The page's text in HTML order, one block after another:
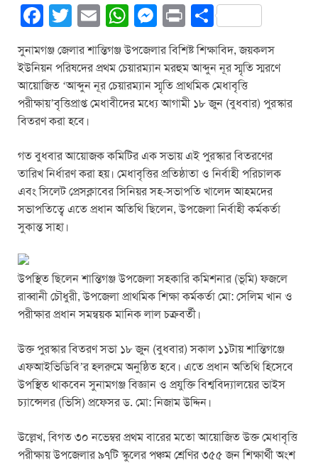
F
a
c
e
b
o
o
k
T
wi
tt
er
E
m
ail
W
h
at
s
A
p
M
e
ss
e
n
er
Pr
in
t
S
h
ar
e
সুনামগঞ্জ জেলার শান্তিগঞ্জ উপজেলার বিশিষ্ট শিক্ষাবিদ, জয়কলস
ইউনিয়ন পরিষদের প্রথম চেয়ারম্যান মরহুম আব্দুন নূর স্মৃতি স্মরণে
আয়োজিত ‘আব্দুন নূর চেয়ারম্যান স্মৃতি প্রাথমিক মেধাবৃত্তি
পরীক্ষায়’বৃত্তিপ্রাপ্ত মেধাবীদের মধ্যে আগামী ১৮ জুন (বুধবার) পুরস্কার
বিতরণ করা হবে।
গত বুধবার আয়োজক কমিটির এক সভায় এই পুরস্কার বিতরণের
তারিখ নির্ধারণ করা হয়। মেধাবৃত্তির প্রতিষ্ঠাতা ও নির্বাহী পরিচালক
এবং সিলেট প্রেসক্লাবের সিনিয়র সহ-সভাপতি খালেদ আহমদের
সভাপতিত্বে এতে প্রধান অতিথি ছিলেন, উপজেলা নির্বাহী কর্মকর্তা
সুকান্ত সাহা।
উপস্থিত ছিলেন শান্তিগঞ্জ উপজেলা সহকারি কমিশনার (ভূমি) ফজলে
রাব্বানী চৌধুরী, উপজেলা প্রাথমিক শিক্ষা কর্মকর্তা মো: সেলিম খান ও
পরীক্ষার প্রধান সমন্বয়ক মানিক লাল চক্রবর্তী।
উক্ত পুরস্কার বিতরণ সভা ১৮ জুন (বুধবার) সকাল ১১টায় শান্তিগঞ্জে
এফআইভিডিবি’র হলরুমে অনুষ্ঠিত হবে। এতে প্রধান অতিথি হিসেবে
উপস্থিত থাকবেন সুনামগঞ্জ বিজ্ঞান ও প্রযুক্তি বিশ্ববিদ্যালয়ের ভাইস
চ্যান্সেলর (ভিসি) প্রফেসর ড. মো: নিজাম উদ্দিন।
উল্লেখ, বিগত ৩০ নভেম্বর প্রথম বারের মতো আয়োজিত উক্ত মেধাবৃত্তি
পরীক্ষায় উপজেলার ৯৭টি স্কুলের পঞ্চম শ্রেণির ৩৫৫ জন শিক্ষার্থী অংশ